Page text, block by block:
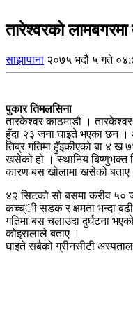
तारेश्वरको
साझापाना २०७५ भदौ ५ गते
पुकार तिमलसिना
तारकेश्वर काठमाडौ ।
हुँदा २३ जना घाइते भएका छन ।
तिब्र गतिमा हुँइकीएको बा ४ ख
खसेको हो । स्थानिय बिष्णुभक्त
कारण बस खोलामा खसेको बताए
४२ सिटको सो बसमा करीव ५०
कच्च्ी सडक र क्षमता भन्दा बढी
गतिमा बस चलाउदा दुर्घटना
कोइरालाले बताए ।
घाइते सबैको ग्रीनसीटी